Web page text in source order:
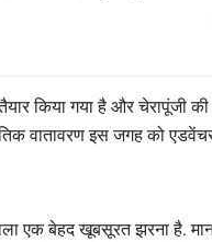
किया गया है और चेरापूंजी
वातावरण इस जगह को
एक बेहद खूबसूरत झरना है.